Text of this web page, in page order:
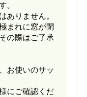
。
ありません。
まれに窓が閉
の際はご了承
お使いのサッ
にご確認くだ